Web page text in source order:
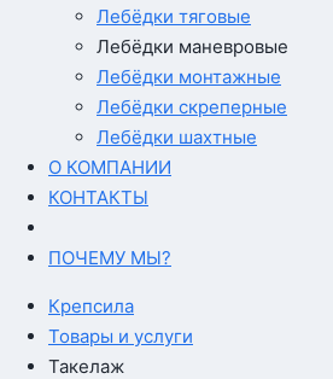
Лебёдки тяговые
Лебёдки маневровые
Лебёдки монтажные
Лебёдки скреперные
Лебёдки шахтные
О КОМПАНИИ
КОНТАКТЫ
ПОЧЕМУ МЫ?
Крепсила
Товары и услуги
Такелаж